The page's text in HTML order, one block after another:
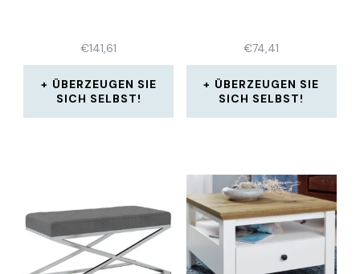
€141,61
ÜBERZEUGEN SIE
SICH SELBST!
€74,41
ÜBERZEUGEN SIE
SICH SELBST!